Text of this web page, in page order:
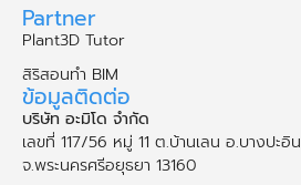
Partner
Plant3D Tutor
สิริสอนทำ BIM
ข้อมูลติดต่อ
บริษัท อะมิโด จำกัด
เลขที่ 117/56 หมู่ 11 ต.บ้านเลน อ.บางปะอิน
จ.พระนคร​ศรี​อยุธยา​ 13160